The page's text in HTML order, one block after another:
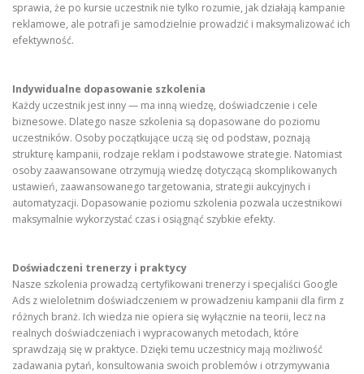
sprawia, że po kursie uczestnik nie tylko rozumie, jak działają kampanie
reklamowe, ale potrafi je samodzielnie prowadzić i maksymalizować ich
efektywność.
Indywidualne dopasowanie szkolenia
Każdy uczestnik jest inny — ma inną wiedzę, doświadczenie i cele
biznesowe. Dlatego nasze szkolenia są dopasowane do poziomu
uczestników. Osoby początkujące uczą się od podstaw, poznają
strukturę kampanii, rodzaje reklam i podstawowe strategie. Natomiast
osoby zaawansowane otrzymują wiedzę dotyczącą skomplikowanych
ustawień, zaawansowanego targetowania, strategii aukcyjnych i
automatyzacji. Dopasowanie poziomu szkolenia pozwala uczestnikowi
maksymalnie wykorzystać czas i osiągnąć szybkie efekty.
Doświadczeni trenerzy i praktycy
Nasze szkolenia prowadzą certyfikowani trenerzy i specjaliści Google
Ads z wieloletnim doświadczeniem w prowadzeniu kampanii dla firm z
różnych branż. Ich wiedza nie opiera się wyłącznie na teorii, lecz na
realnych doświadczeniach i wypracowanych metodach, które
sprawdzają się w praktyce. Dzięki temu uczestnicy mają możliwość
zadawania pytań, konsultowania swoich problemów i otrzymywania